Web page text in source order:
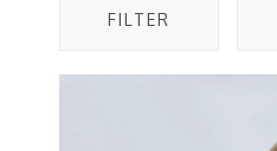
FILTER